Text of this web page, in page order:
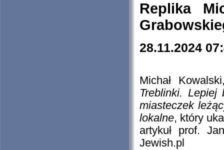
Replika
28.11.2024
Michał
Treblinki. Lepiej
miasteczek
lokalne, który
artykuł prof.
Jewish.pl